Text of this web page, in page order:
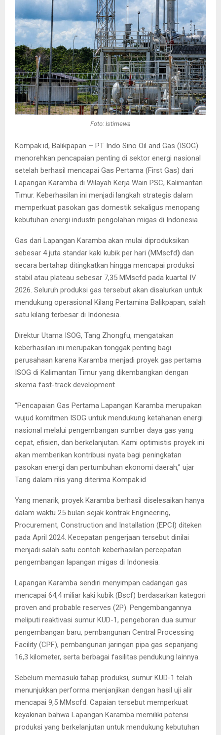
Foto: Istimewa
Kompak.id, Balikpapan – PT Indo Sino Oil and Gas (ISOG)
menorehkan pencapaian penting di sektor energi nasional
setelah berhasil mencapai Gas Pertama (First Gas) dari
Lapangan Karamba di Wilayah Kerja Wain PSC, Kalimantan
Timur. Keberhasilan ini menjadi langkah strategis dalam
memperkuat pasokan gas domestik sekaligus menopang
kebutuhan energi industri pengolahan migas di Indonesia.
Gas dari Lapangan Karamba akan mulai diproduksikan
sebesar 4 juta standar kaki kubik per hari (MMscfd) dan
secara bertahap ditingkatkan hingga mencapai produksi
stabil atau plateau sebesar 7,35 MMscfd pada kuartal IV
2026. Seluruh produksi gas tersebut akan disalurkan untuk
mendukung operasional Kilang Pertamina Balikpapan, salah
satu kilang terbesar di Indonesia.
Direktur Utama ISOG, Tang Zhongfu, mengatakan
keberhasilan ini merupakan tonggak penting bagi
perusahaan karena Karamba menjadi proyek gas pertama
ISOG di Kalimantan Timur yang dikembangkan dengan
skema fast-track development.
“Pencapaian Gas Pertama Lapangan Karamba merupakan
wujud komitmen ISOG untuk mendukung ketahanan energi
nasional melalui pengembangan sumber daya gas yang
cepat, efisien, dan berkelanjutan. Kami optimistis proyek ini
akan memberikan kontribusi nyata bagi peningkatan
pasokan energi dan pertumbuhan ekonomi daerah,” ujar
Tang dalam rilis yang diterima Kompak.id
Yang menarik, proyek Karamba berhasil diselesaikan hanya
dalam waktu 25 bulan sejak kontrak Engineering,
Procurement, Construction and Installation (EPCI) diteken
pada April 2024. Kecepatan pengerjaan tersebut dinilai
menjadi salah satu contoh keberhasilan percepatan
pengembangan lapangan migas di Indonesia.
Lapangan Karamba sendiri menyimpan cadangan gas
mencapai 64,4 miliar kaki kubik (Bscf) berdasarkan kategori
proven and probable reserves (2P). Pengembangannya
meliputi reaktivasi sumur KUD-1, pengeboran dua sumur
pengembangan baru, pembangunan Central Processing
Facility (CPF), pembangunan jaringan pipa gas sepanjang
16,3 kilometer, serta berbagai fasilitas pendukung lainnya.
Sebelum memasuki tahap produksi, sumur KUD-1 telah
menunjukkan performa menjanjikan dengan hasil uji alir
mencapai 9,5 MMscfd. Capaian tersebut memperkuat
keyakinan bahwa Lapangan Karamba memiliki potensi
produksi yang berkelanjutan untuk mendukung kebutuhan